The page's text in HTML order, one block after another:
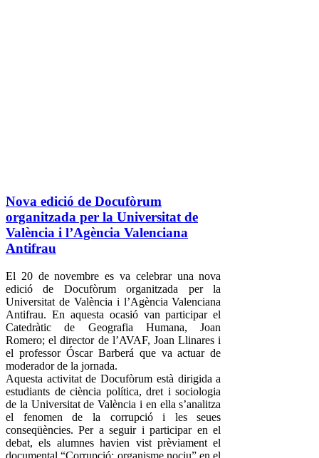
Nova edició de Docufòrum
organitzada per la Universitat de
València i l’Agència Valenciana
Antifrau
El 20 de novembre es va celebrar una nova
edició de Docufòrum organitzada per la
Universitat de València i l’Agència Valenciana
Antifrau. En aquesta ocasió van participar el
Catedràtic de Geografia Humana, Joan
Romero; el director de l’AVAF, Joan Llinares i
el professor Óscar Barberá que va actuar de
moderador de la jornada.
Aquesta activitat de Docufòrum està dirigida a
estudiants de ciència política, dret i sociologia
de la Universitat de València i en ella s’analitza
el fenomen de la corrupció i les seues
conseqüències. Per a seguir i participar en el
debat, els alumnes havien vist prèviament el
documental “Corrupció: organisme nociu” en el